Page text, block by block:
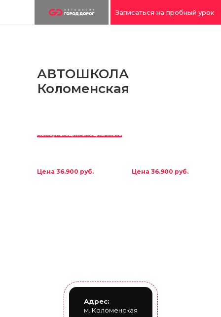
Записаться на пробный урок
АВТОШКОЛА
Коломенская
Консультация специалиста
Цена 36.900 руб.
Цена 36.900 руб.
Адрес:
м. Коломенская